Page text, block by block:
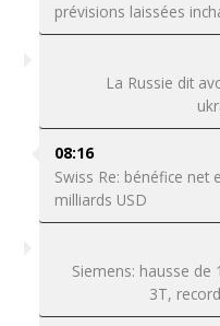
prévisions laissées
La Russie dit
08:16
Swiss Re: bénéfice net
milliards USD
Siemens: hausse de
3T,